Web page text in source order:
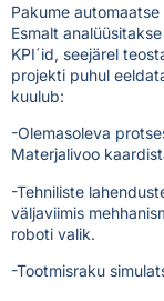
Pakume
Esmalt
KPI´id, seejärel
projekti puhul
kuulub:
-Olemasoleva
Materjalivoo
-Tehniliste
väljaviimis
roboti valik.
-Tootmisraku